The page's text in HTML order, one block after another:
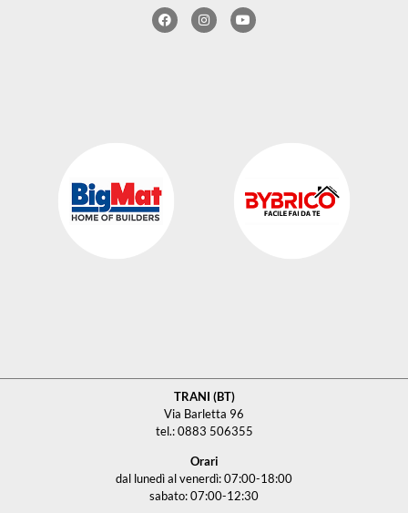
TRANI (BT)
Via Barletta 96
tel.: 0883 506355
Orari
dal lunedì al venerdì: 07:00-18:00
sabato: 07:00-12:30